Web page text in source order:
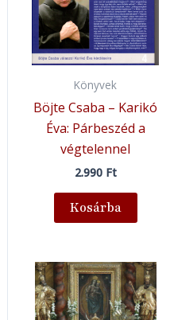
Könyvek
Böjte Csaba – Karikó
Éva: Párbeszéd a
végtelennel
2.990 Ft
Kosárba